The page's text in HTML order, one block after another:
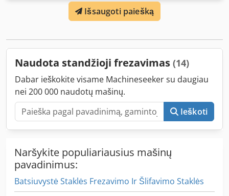
automatinio padavimo įrenginiu Holz-Her ETZ, 8 greičiai
Crodpsx U Dfgefx Aicef 380 V Siuntimas galimas už
Išsaugoti paiešką
Naudota standžioji frezavimas (14)
Dabar ieškokite visame Machineseeker su daugiau
nei 200 000 naudotų mašinų.
Ieškoti
Naršykite populiariausius mašinų
pavadinimus:
Batsiuvystė Staklės Frezavimo Ir Šlifavimo Staklės